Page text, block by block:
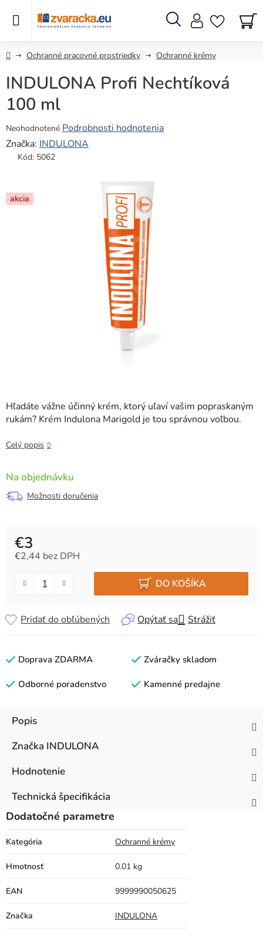
Hľadať
DomovOchranné pracovné prostriedky Ochranné krémy
Hľadáte vážne účinný krém, ktorý uľaví vašim popraskaným
rukám? Krém Indulona Marigold je tou správnou voľbou.
Celý popis
Na objednávku
Možnosti doručenia
€3
€2,44 bez DPH
DO KOŠÍKA
Opýtať sa Strážiť
Pridať do obľúbených
INDULONA Profi Nechtíková
100 ml
Priemerné
hodnotenie
produktu
z
5
Neohodnotené Podrobnosti hodnotenia
Značka: INDULONA
Kód: 5062
akcia
Doprava ZDARMA Zváračky skladom
Odborné poradenstvo Kamenné predajne
Popis
Značka INDULONA
Hodnotenie
Technická špecifikácia
Dodatočné parametre
Kategória Ochranné krémy
Hmotnosť 0.01 kg
EAN 9999990050625
Značka INDULONA